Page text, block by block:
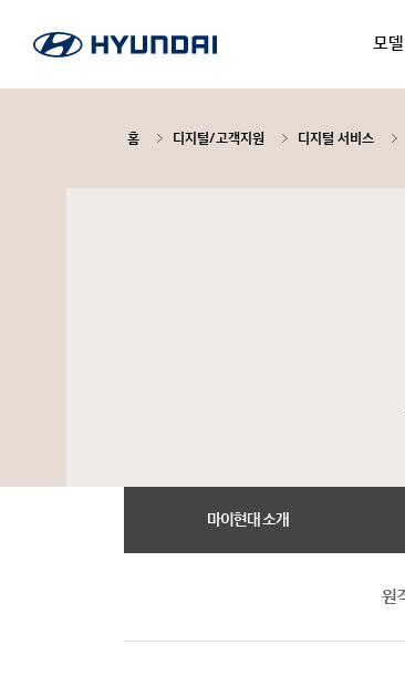
모델
홈 디지털/고객지원 디지털 서비스
마이현대 소개
원